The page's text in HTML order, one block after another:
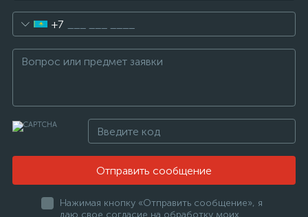
+7
Отправить сообщение
Нажимая кнопку «Отправить сообщение», я
даю свое согласие на обработку моих